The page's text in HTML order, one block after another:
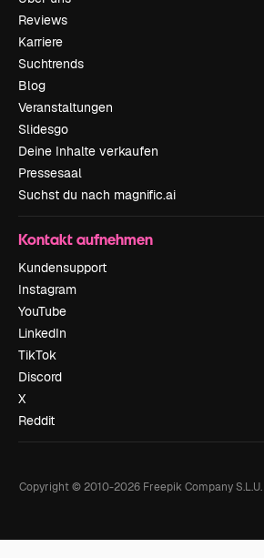
Reviews
Karriere
Suchtrends
Blog
Veranstaltungen
Slidesgo
Deine Inhalte verkaufen
Pressesaal
Suchst du nach magnific.ai
Kontakt aufnehmen
Kundensupport
Instagram
YouTube
LinkedIn
TikTok
Discord
X
Reddit
Copyright © 2010-2026Freepik Company S.L.U.